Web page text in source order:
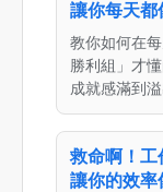
讓你每天都
教你如何在
勝利組」才
成就感滿到溢
救命啊！工
讓你的效率